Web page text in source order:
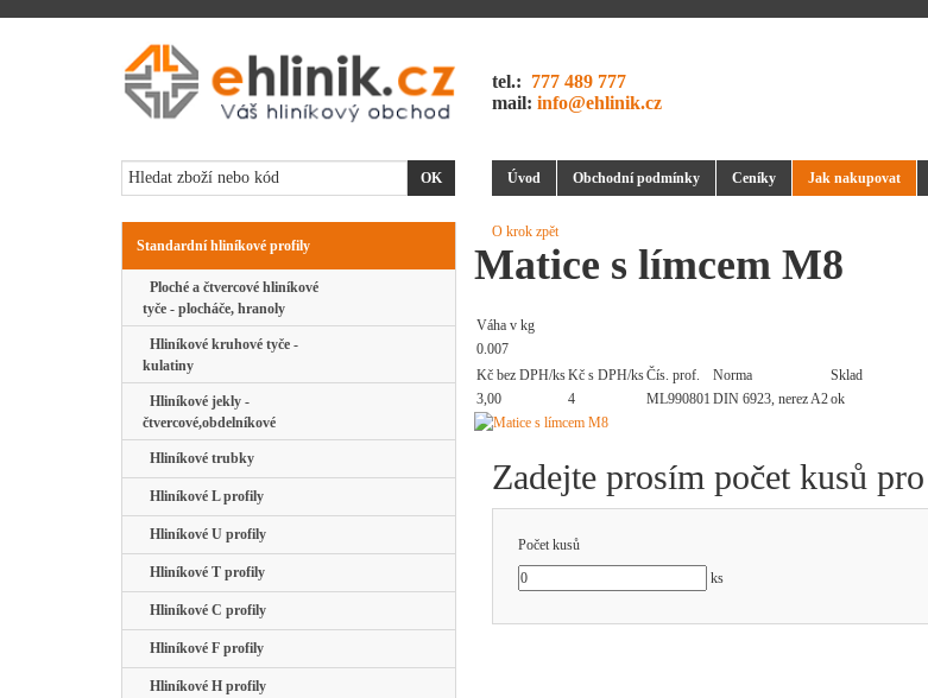
tel.: 777 489 777
mail: info@ehlinik.cz
Úvod Obchodní podmínky Ceníky Jak nakupovat
Standardní hliníkové profily
Ploché a čtvercové hliníkové
tyče - plocháče, hranoly
Hliníkové kruhové tyče -
kulatiny
Hliníkové jekly -
čtvercové,obdelníkové
Hliníkové trubky
Hliníkové L profily
Hliníkové U profily
Hliníkové T profily
Hliníkové C profily
Hliníkové F profily
Hliníkové H profily
O krok zpět
Matice s límcem M8
Váha v kg
0.007
Kč bez DPH/ksKč s DPH/ksČís. prof. Norma
Sklad
3,00
4 ML990801 DIN 6923, nerez A2ok
Zadejte prosím počet kusů
Počet kusů
ks